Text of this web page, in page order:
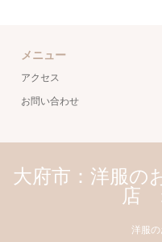
メニュー
アクセス
お問い合わせ
大府市：洋服の
店
洋服